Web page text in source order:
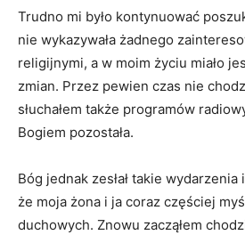
Trudno mi było kontynuować
nie wykazywała żadnego
religijnymi, a w moim życiu miało
zmian. Przez pewien czas nie
słuchałem także programów
Bogiem pozostała.
Bóg jednak zesłał takie wydarzenia
że moja żona i ja coraz częściej
duchowych. Znowu zacząłem